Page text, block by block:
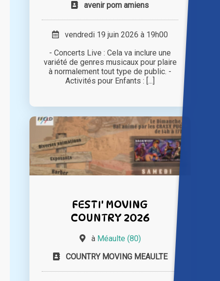
avenir pom amiens
vendredi 19 juin 2026 à 19h00
- Concerts Live : Cela va inclure une
variété de genres musicaux pour plaire
à normalement tout type de public. -
Activités pour Enfants : [...]
FESTI' MOVING
COUNTRY 2026
à Méaulte (80)
COUNTRY MOVING MEAULTE